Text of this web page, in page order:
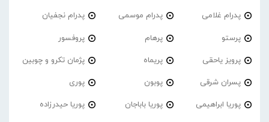
پدرام غلامی پدرام موسمی پدرام نجفیان
پرستو پرهام پروفسور
پرویز یاحقی پریماه پژمان تکرو و چوبین
پسران شرقی پوبون پوری
پوریا ابراهیمی پوریا باباجان پوریا حیدرزاده